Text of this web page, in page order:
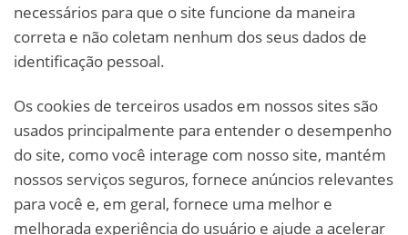
necessários para que o site funcione da maneira
correta e não coletam nenhum dos seus dados de
identificação pessoal.
Os cookies de terceiros usados em nossos sites são
usados principalmente para entender o desempenho
do site, como você interage com nosso site, mantém
nossos serviços seguros, fornece anúncios relevantes
para você e, em geral, fornece uma melhor e
melhorada experiência do usuário e ajude a acelerar